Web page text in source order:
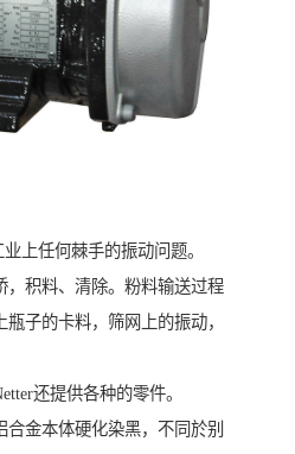
上任何棘手的振动问题。
积料、清除。粉料输送过程
子的卡料，筛网上的振动，
还提供各种的零件。
金本体硬化染黑，不同於别